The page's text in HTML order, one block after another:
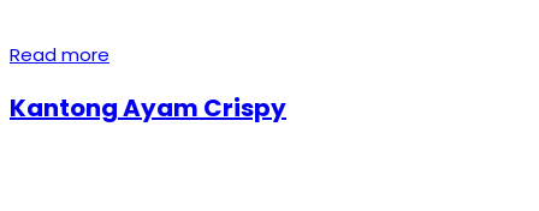
Read more
Kantong Ayam Crispy